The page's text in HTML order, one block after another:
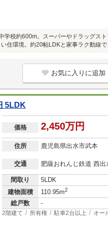
学校約600m。スーパーやドラッグス
住環境。約20帖LDKと家事ラク動線で
お気に入りに追加
5LDK
価格 2,450万円
住所 鹿児島県出水市武本
交通 肥薩おれんじ鉄道 西出
間取り
5LDK
建物面積
110.95m2
総戸数 -
2階建て 所有権 駐車2台以上 オー